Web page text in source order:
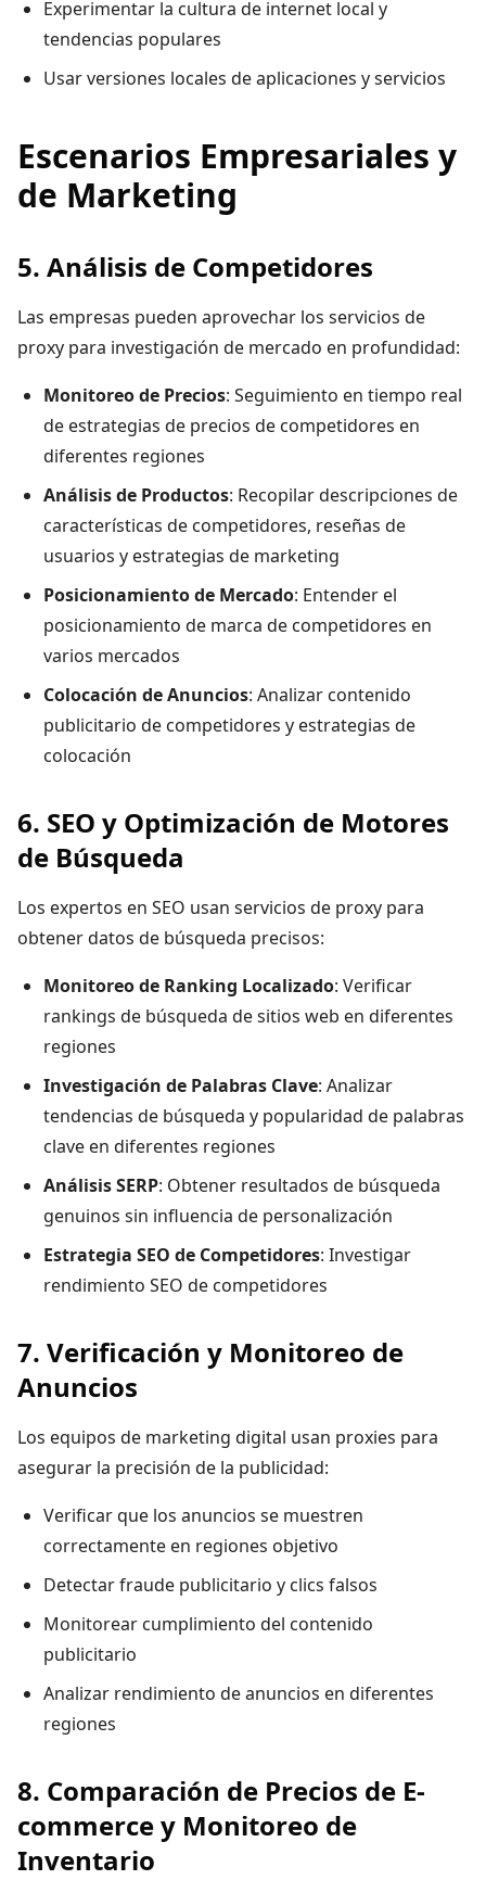
Experimentar la cultura de internet local y
tendencias populares
Usar versiones locales de aplicaciones y servicios
Escenarios Empresariales y
de Marketing
5. Análisis de Competidores
Las empresas pueden aprovechar los servicios de
proxy para investigación de mercado en profundidad:
Monitoreo de Precios: Seguimiento en tiempo real
de estrategias de precios de competidores en
diferentes regiones
Análisis de Productos: Recopilar descripciones de
características de competidores, reseñas de
usuarios y estrategias de marketing
Posicionamiento de Mercado: Entender el
posicionamiento de marca de competidores en
varios mercados
Colocación de Anuncios: Analizar contenido
publicitario de competidores y estrategias de
colocación
6. SEO y Optimización de Motores
de Búsqueda
Los expertos en SEO usan servicios de proxy para
obtener datos de búsqueda precisos:
Monitoreo de Ranking Localizado: Verificar
rankings de búsqueda de sitios web en diferentes
regiones
Investigación de Palabras Clave: Analizar
tendencias de búsqueda y popularidad de palabras
clave en diferentes regiones
Análisis SERP: Obtener resultados de búsqueda
genuinos sin influencia de personalización
Estrategia SEO de Competidores: Investigar
rendimiento SEO de competidores
7. Verificación y Monitoreo de
Anuncios
Los equipos de marketing digital usan proxies para
asegurar la precisión de la publicidad:
Verificar que los anuncios se muestren
correctamente en regiones objetivo
Detectar fraude publicitario y clics falsos
Monitorear cumplimiento del contenido
publicitario
Analizar rendimiento de anuncios en diferentes
regiones
8. Comparación de Precios de E-
commerce y Monitoreo de
Inventario